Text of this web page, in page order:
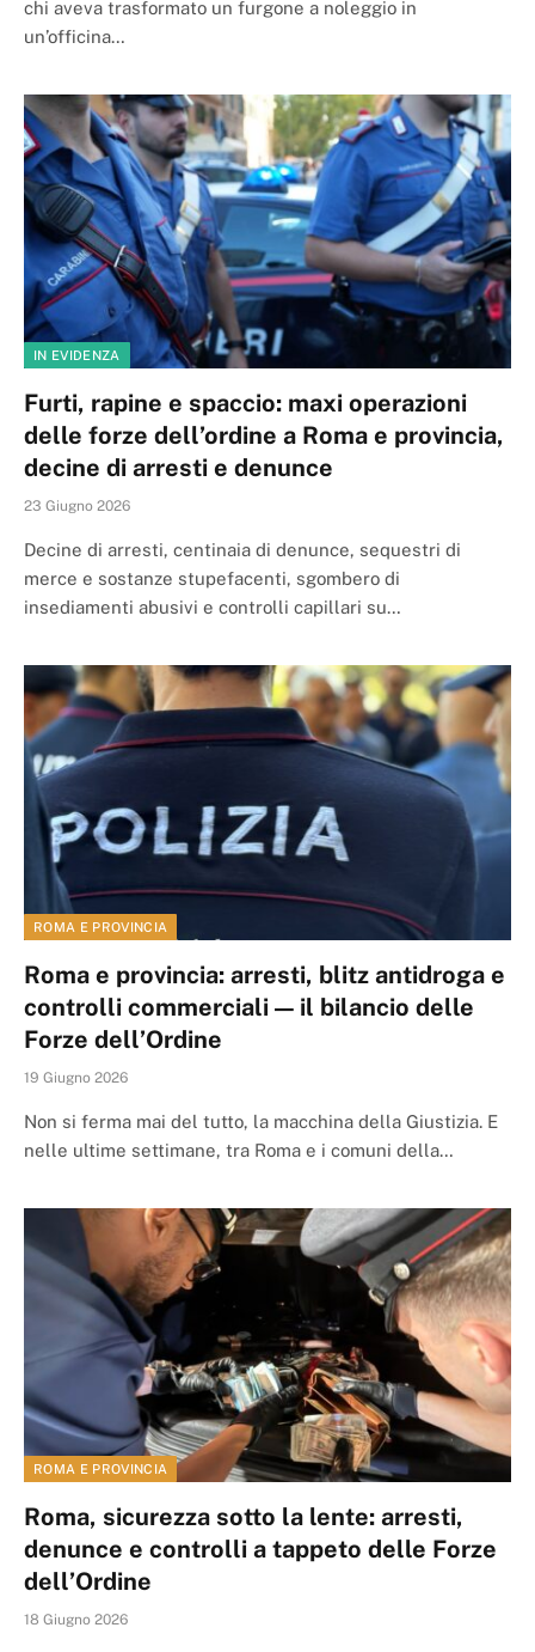
chi aveva trasformato un furgone a noleggio in
un’officina…
IN EVIDENZA
Furti, rapine e spaccio: maxi operazioni
delle forze dell’ordine a Roma e provincia,
decine di arresti e denunce
23 Giugno 2026
Decine di arresti, centinaia di denunce, sequestri di
merce e sostanze stupefacenti, sgombero di
insediamenti abusivi e controlli capillari su…
ROMA E PROVINCIA
Roma e provincia: arresti, blitz antidroga e
controlli commerciali — il bilancio delle
Forze dell’Ordine
19 Giugno 2026
Non si ferma mai del tutto, la macchina della Giustizia. E
nelle ultime settimane, tra Roma e i comuni della…
ROMA E PROVINCIA
Roma, sicurezza sotto la lente: arresti,
denunce e controlli a tappeto delle Forze
dell’Ordine
18 Giugno 2026